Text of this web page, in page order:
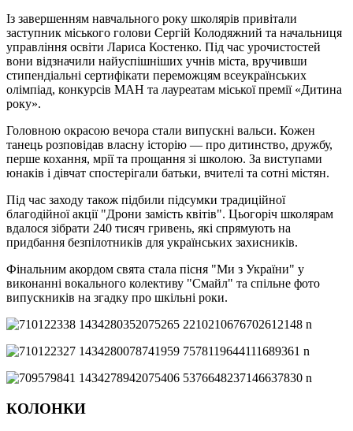
Із завершенням навчального року школярів привітали
заступник міського голови Сергій Колодяжний та начальниця
управління освіти Лариса Костенко. Під час урочистостей
вони відзначили найуспішніших учнів міста, вручивши
стипендіальні сертифікати переможцям всеукраїнських
олімпіад, конкурсів МАН та лауреатам міської премії «Дитина
року».
Головною окрасою вечора стали випускні вальси. Кожен
танець розповідав власну історію — про дитинство, дружбу,
перше кохання, мрії та прощання зі школою. За виступами
юнаків і дівчат спостерігали батьки, вчителі та сотні містян.
Під час заходу також підбили підсумки традиційної
благодійної акції "Дрони замість квітів". Цьогоріч школярам
вдалося зібрати 240 тисяч гривень, які спрямують на
придбання безпілотників для українських захисників.
Фінальним акордом свята стала пісня "Ми з України" у
виконанні вокального колективу "Смайл" та спільне фото
випускників на згадку про шкільні роки.
КОЛОНКИ